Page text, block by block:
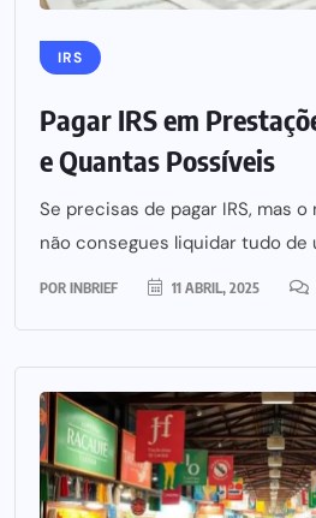
IRS
Pagar IRS em
e Quantas Possíveis
Se precisas de pagar IRS, mas
não consegues liquidar tudo de
POR INBRIEF 11 ABRIL, 2025